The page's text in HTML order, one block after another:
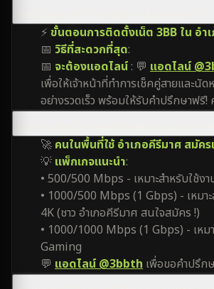
⚡ ขั้นตอนการติดตั้งเน็ต 3BB ใน อำ
📅 วิธีที่สะดวกที่สุด:
📅 จะต้องแอดไลน์: 💬 แอดไลน์
เพื่อให้เจ้าหน้าที่ทำการเช็คคู่สายและนั
อย่างรวดเร็ว พร้อมให้รับคำปรึกษาฟรี!
🚀 คนในพื้นที่ใช้ อำเภอคีรีมาศ สมัค
💡 แพ็กเกจแนะนำ:
• 500/500 Mbps - เหมาะสำหรับใช้งา
• 1000/500 Mbps (1 Gbps) - เหมา
4K (ชาว อำเภอคีรีมาศ สนใจสมัคร !)
• 1000/1000 Mbps (1 Gbps) - เหม
Gaming
💬 แอดไลน์ @3bbth เพื่อขอคำปรึก